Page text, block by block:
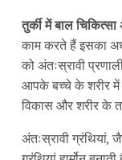
तुर्की में बाल चिकित्सा
काम करते हैं इसका
को अंतःस्रावी
आपके बच्चे के शरीर में
विकास और शरीर के
अंतःस्रावी ग्रंथियां,